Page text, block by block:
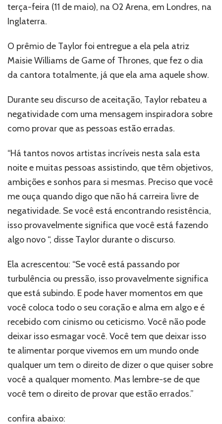
terça-feira (11 de maio), na O2 Arena, em Londres, na
Inglaterra.
O prêmio de Taylor foi entregue a ela pela atriz
Maisie Williams de Game of Thrones, que fez o dia
da cantora totalmente, já que ela ama aquele show.
Durante seu discurso de aceitação, Taylor rebateu a
negatividade com uma mensagem inspiradora sobre
como provar que as pessoas estão erradas.
“Há tantos novos artistas incríveis nesta sala esta
noite e muitas pessoas assistindo, que têm objetivos,
ambições e sonhos para si mesmas. Preciso que você
me ouça quando digo que não há carreira livre de
negatividade. Se você está encontrando resistência,
isso provavelmente significa que você está fazendo
algo novo “, disse Taylor durante o discurso.
Ela acrescentou: “Se você está passando por
turbulência ou pressão, isso provavelmente significa
que está subindo. E pode haver momentos em que
você coloca todo o seu coração e alma em algo e é
recebido com cinismo ou ceticismo. Você não pode
deixar isso esmagar você. Você tem que deixar isso
te alimentar porque vivemos em um mundo onde
qualquer um tem o direito de dizer o que quiser sobre
você a qualquer momento. Mas lembre-se de que
você tem o direito de provar que estão errados.”
confira abaixo: